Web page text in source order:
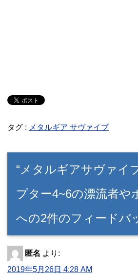
タグ : メタルギア サヴァイブ
“メタルギアサヴァイ
プター4~6の漂流者や
への2件のフィードバ
匿名 より:
2019年5月26日 4:28 AM